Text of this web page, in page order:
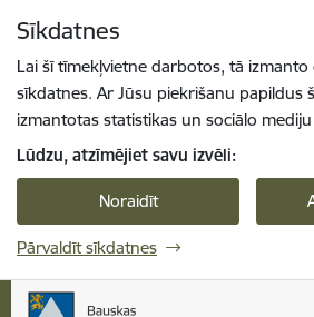
Sīkdatnes
Lai šī tīmekļvietne darbotos, tā
sīkdatnes. Ar Jūsu piekrišanu papildus
izmantotas statistikas un sociālo
Lūdzu, atzīmējiet savu izvēli:
Noraidīt
Pārvaldīt sīkdatnes